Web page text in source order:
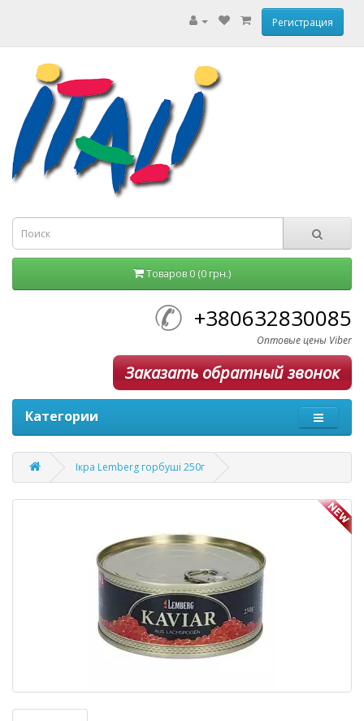
Регистрация
Товаров 0 (0 грн.)
+380632830085
Оптовые цены Viber
Заказать обратный звонок
Категории
Ікра Lemberg горбуші 250г